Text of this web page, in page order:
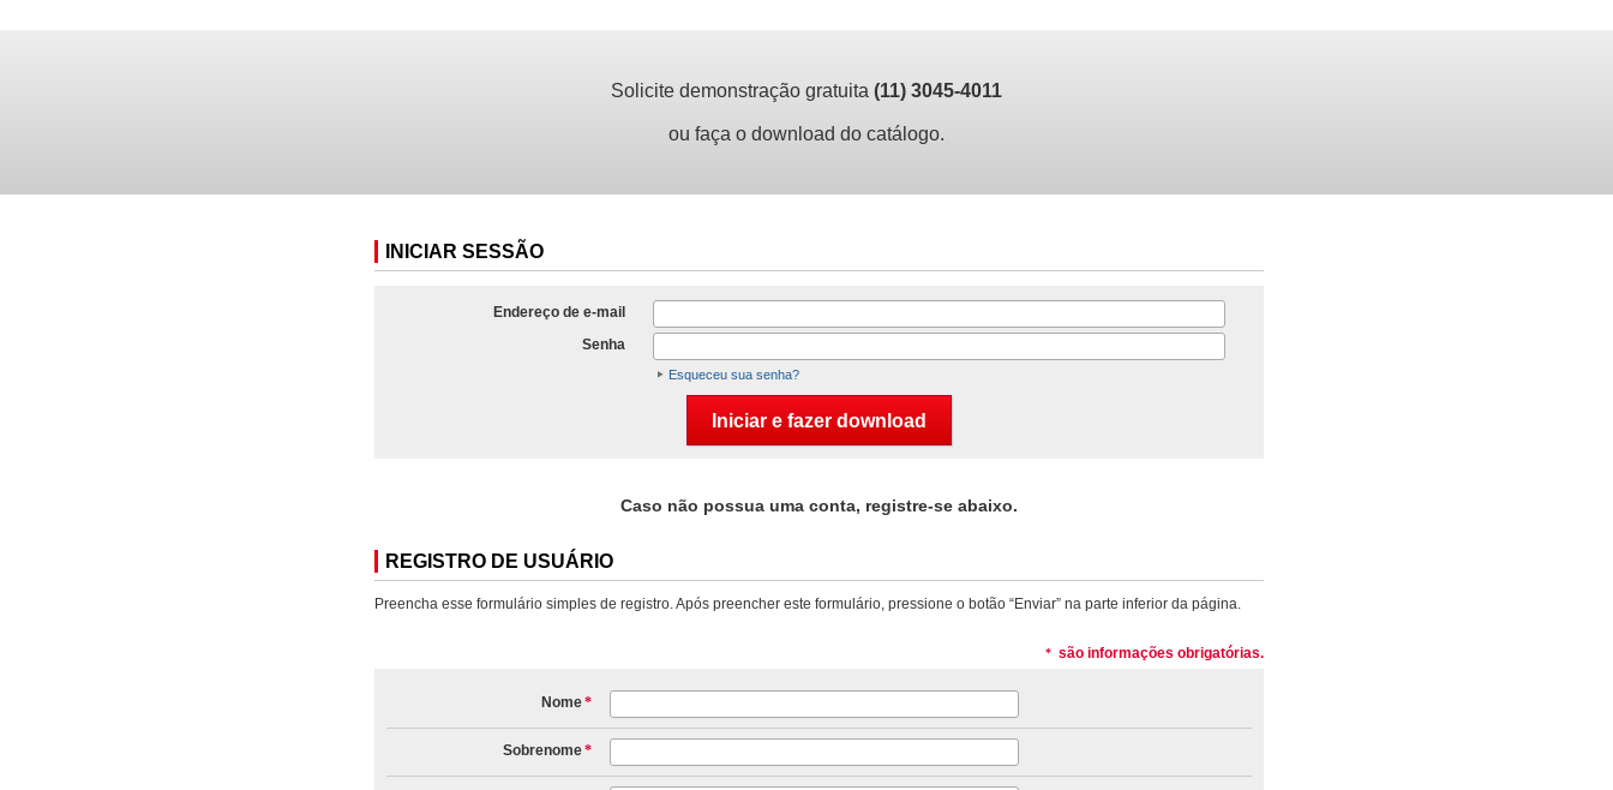
Solicite demonstração gratuita (11) 3045-4011
ou faça o download do catálogo.
INICIAR SESSÃO
Endereço de e-mail
Senha
Esqueceu sua senha?
Caso não possua uma conta, registre-se abaixo.
REGISTRO DE USUÁRIO
Preencha esse formulário simples de registro. Após preencher este formulário, pressione o botão “Enviar” na parte inferior da página.
* são informações obrigatórias.
Nome*
Sobrenome*